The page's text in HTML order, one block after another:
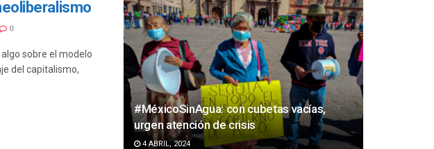
0
sobre el modelo
del capitalismo,
#MéxicoSinAgua: con cubetas vacías,
urgen atención de crisis
4 ABRIL, 2024